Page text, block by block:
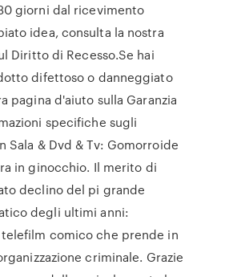
giorni dal ricevimento
idea, consulta la nostra
Diritto di Recesso.Se hai
difettoso o danneggiato
pagina d'aiuto sulla Garanzia
specifiche sugli
Sala & Dvd & Tv: Gomorroide
in ginocchio. Il merito di
declino del pi grande
degli ultimi anni:
comico che prende in
criminale. Grazie